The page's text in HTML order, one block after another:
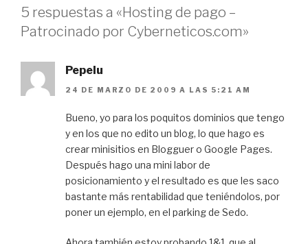
5 respuestas a «Hosting de pago –
Patrocinado por Cyberneticos.com»
Pepelu
24 DE MARZO DE 2009 A LAS 5:21 AM
Bueno, yo para los poquitos dominios que tengo
y en los que no edito un blog, lo que hago es
crear minisitios en Blogguer o Google Pages.
Después hago una mini labor de
posicionamiento y el resultado es que les saco
bastante más rentabilidad que teniéndolos, por
poner un ejemplo, en el parking de Sedo.